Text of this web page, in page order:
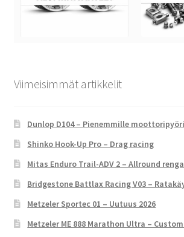
Viimeisimmät artikkelit
Dunlop D104 – Pienemmille
Shinko Hook-Up Pro – Drag racing
Mitas Enduro Trail-ADV 2 – Allround
Bridgestone Battlax Racing V03 –
Metzeler Sportec 01 – Uutuus 2026
Metzeler ME 888 Marathon Ultra –